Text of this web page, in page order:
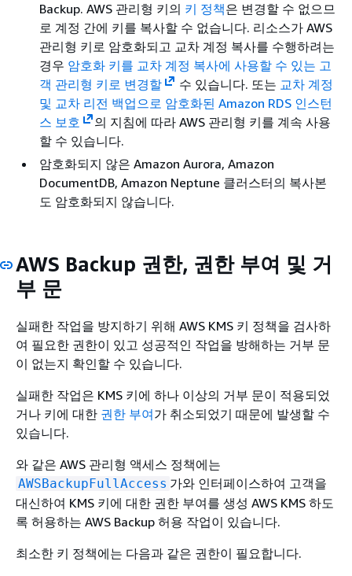
Backup. AWS 관리형 키의 키 정책은 변경할 수 없으므
로 계정 간에 키를 복사할 수 없습니다. 리소스가 AWS
관리형 키로 암호화되고 교차 계정 복사를 수행하려는
경우 암호화 키를 교차 계정 복사에 사용할 수 있는 고
객 관리형 키로 변경할
수 있습니다. 또는 교차 계정
및 교차 리전 백업으로 암호화된 Amazon RDS 인스턴
스 보호
의 지침에 따라 AWS 관리형 키를 계속 사용
할 수 있습니다.
암호화되지 않은 Amazon Aurora, Amazon
DocumentDB, Amazon Neptune 클러스터의 복사본
도 암호화되지 않습니다.
AWS Backup 권한, 권한 부여 및 거
부 문
실패한 작업을 방지하기 위해 AWS KMS 키 정책을 검사하
여 필요한 권한이 있고 성공적인 작업을 방해하는 거부 문
이 없는지 확인할 수 있습니다.
실패한 작업은 KMS 키에 하나 이상의 거부 문이 적용되었
거나 키에 대한 권한 부여가 취소되었기 때문에 발생할 수
있습니다.
와 같은 AWS 관리형 액세스 정책에는
AWSBackupFullAccess 가와 인터페이스하여 고객을
대신하여 KMS 키에 대한 권한 부여를 생성 AWS KMS 하도
록 허용하는 AWS Backup 허용 작업이 있습니다.
최소한 키 정책에는 다음과 같은 권한이 필요합니다.